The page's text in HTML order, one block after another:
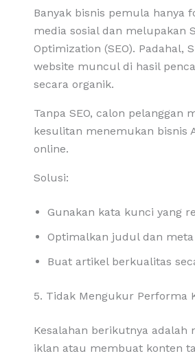
Banyak bisnis pemula hanya
media sosial dan melupakan
Optimization (SEO). Padahal,
website muncul di hasil
secara organik.
Tanpa SEO, calon pelanggan
kesulitan menemukan bisnis
online.
Solusi:
Gunakan kata kunci yang
Optimalkan judul dan
Buat artikel berkualitas
5. Tidak Mengukur Performa
Kesalahan berikutnya adalah
iklan atau membuat konten